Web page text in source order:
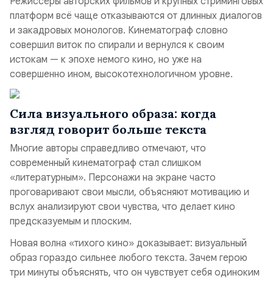
платформ всё чаще отказываются от длинных диалогов
и закадровых монологов. Кинематограф словно
совершил виток по спирали и вернулся к своим
истокам — к эпохе немого кино, но уже на
совершенно ином, высокотехнологичном уровне.
Сила визуального образа: когда
взгляд говорит больше текста
Многие авторы справедливо отмечают, что
современный кинематограф стал слишком
«литературным». Персонажи на экране часто
проговаривают свои мысли, объясняют мотивацию и
вслух анализируют свои чувства, что делает кино
предсказуемым и плоским.
Новая волна «тихого кино» доказывает: визуальный
образ гораздо сильнее любого текста. Зачем герою
три минуты объяснять, что он чувствует себя одиноким